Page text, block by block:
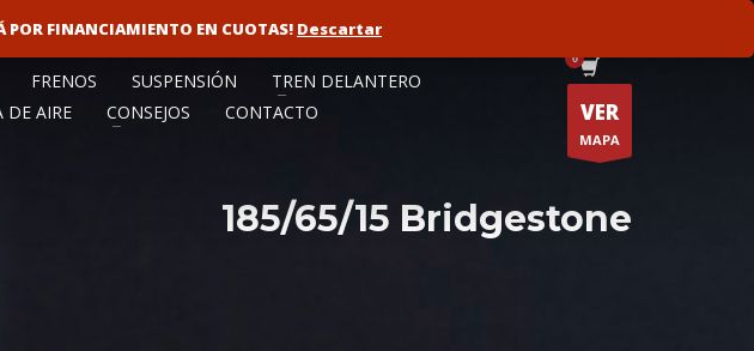
VENTA MAYORISTA FLOTAS
FRENOS SUSPENSIÓN
TREN DELANTERO
DE AIRE CONSEJOS CONTACTO VER
MAPA
185/65/15 Bridgestone
POR FINANCIAMIENTO EN CUOTAS! Descartar